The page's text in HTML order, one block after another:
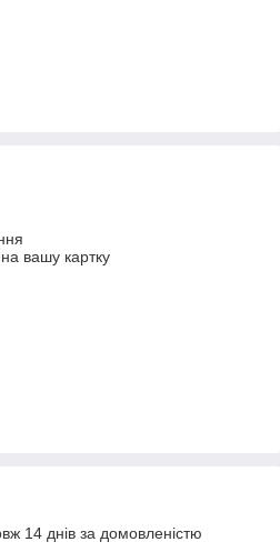
вашу картку
14 днів за домовленістю